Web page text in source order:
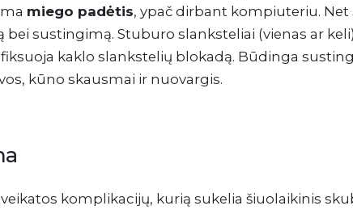
miego padėtis, ypač dirbant kompiuteriu.
sustingimą. Stuburo slanksteliai (vienas ar
kaklo slankstelių blokadą. Būdinga
kūno skausmai ir nuovargis.
komplikacijų, kurią sukelia šiuolaikinis